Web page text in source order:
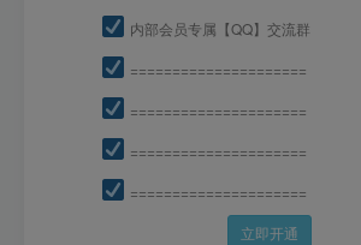
内部会员专属【QQ】交流群
=====================
=====================
=====================
=====================
立即开通